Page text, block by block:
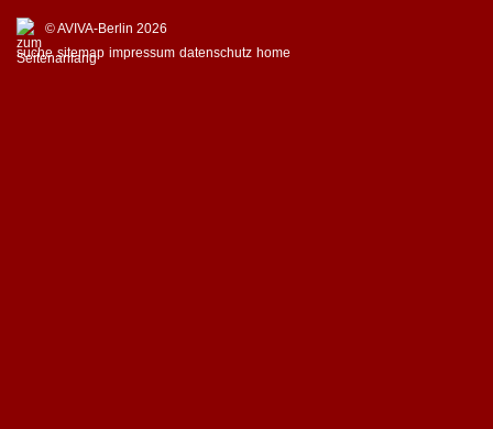
© AVIVA-Berlin 2026
suche sitemap impressum datenschutz home